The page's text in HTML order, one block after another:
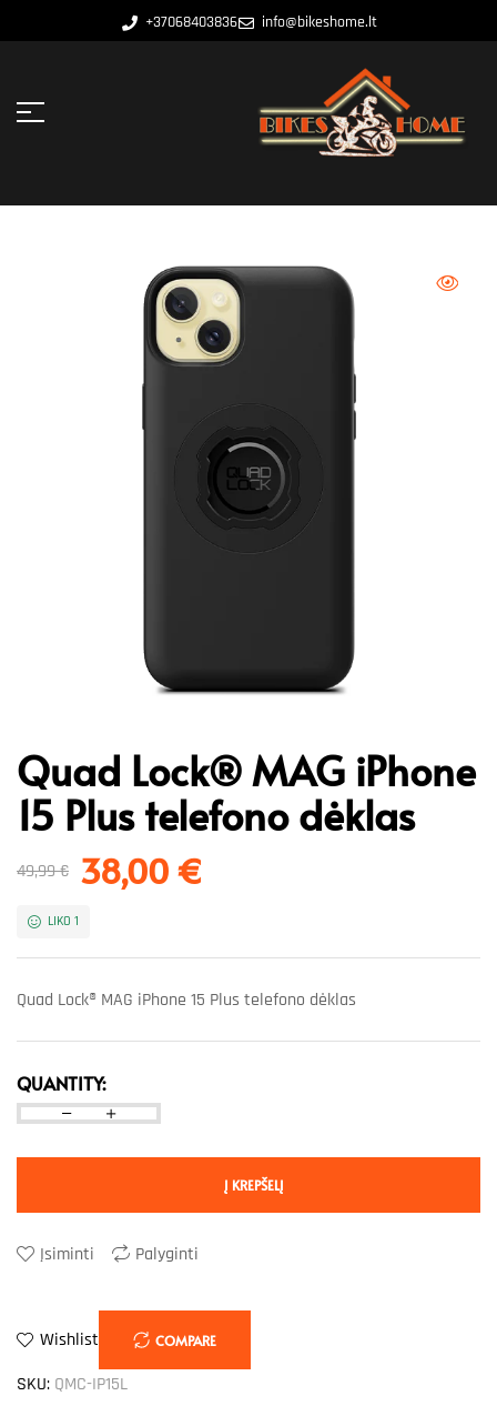
+37068403836 info@bikeshome.lt
Quad Lock® MAG iPhone
15 Plus telefono dėklas
49,99€ 38,00€
LIKO 1
Quad Lock® MAG iPhone 15 Plus telefono dėklas
QUANTITY:
Į KREPŠELĮ
Įsiminti Palyginti
Wishlist COMPARE
SKU: QMC-IP15L